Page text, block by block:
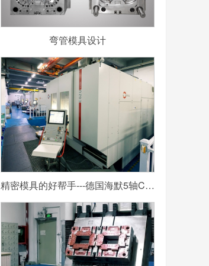
弯管模具设计
精密模具的好帮手---德国海默5轴CNC加工中心